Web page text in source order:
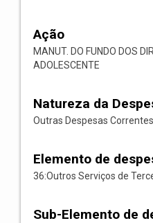
Ação
MANUT. DO FUNDO DOS
ADOLESCENTE
Natureza da
Outras Despesas Correntes
Elemento de
36:Outros Serviços de
Sub-Elemento de